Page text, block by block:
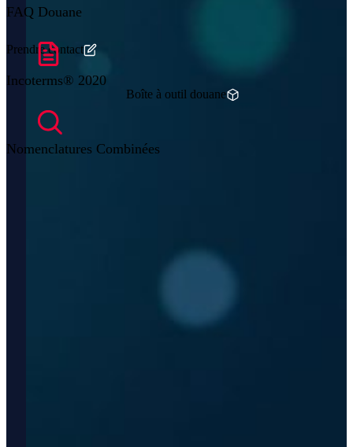
Prendre contact
Boîte à outil douane
FAQ Douane
Incoterms® 2020
Nomenclatures Combinées